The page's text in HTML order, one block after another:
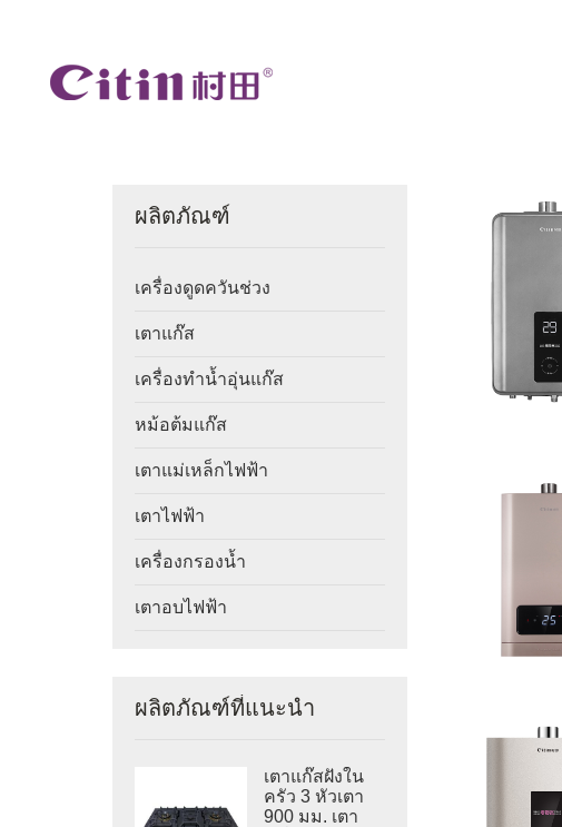
ผลิตภัณฑ์
เครื่องดูดควันช่วง
เตาแก๊ส
เครื่องทำน้ำอุ่นแก๊ส
หม้อต้มแก๊ส
เตาแม่เหล็กไฟฟ้า
เตาไฟฟ้า
เครื่องกรองน้ำ
เตาอบไฟฟ้า
ผลิตภัณฑ์ที่แนะนำ
เตาแก๊สฝังใน
ครัว 3 หัวเตา
900 มม. เตา